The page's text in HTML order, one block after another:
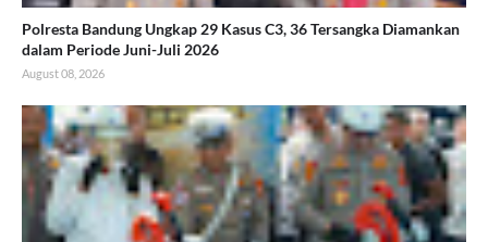
Polresta Bandung Ungkap 29 Kasus C3, 36 Tersangka Diamankan
dalam Periode Juni-Juli 2026
August 08, 2026